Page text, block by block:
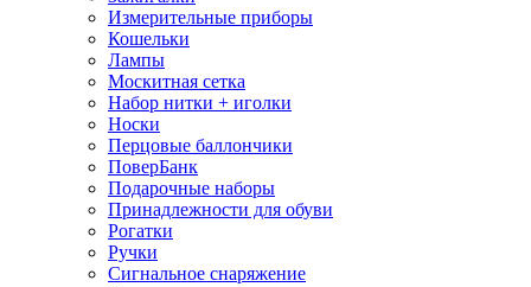
Измерительные приборы
Кошельки
Лампы
Москитная сетка
Набор нитки + иголки
Носки
Перцовые баллончики
ПоверБанк
Подарочные наборы
Принадлежности для обуви
Рогатки
Ручки
Сигнальное снаряжение